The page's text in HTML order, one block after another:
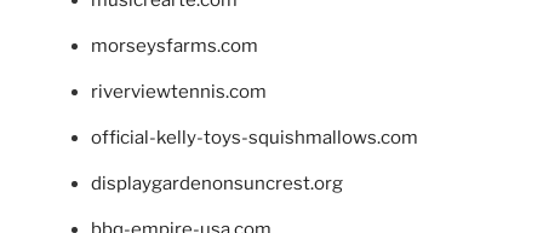
morseysfarms.com
riverviewtennis.com
official-kelly-toys-squishmallows.com
displaygardenonsuncrest.org